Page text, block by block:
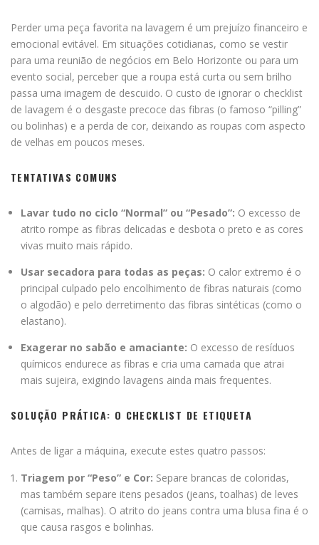
Perder uma peça favorita na lavagem é um prejuízo financeiro e
emocional evitável. Em situações cotidianas, como se vestir
para uma reunião de negócios em Belo Horizonte ou para um
evento social, perceber que a roupa está curta ou sem brilho
passa uma imagem de descuido. O custo de ignorar o checklist
de lavagem é o desgaste precoce das fibras (o famoso “pilling”
ou bolinhas) e a perda de cor, deixando as roupas com aspecto
de velhas em poucos meses.
TENTATIVAS COMUNS
Lavar tudo no ciclo “Normal” ou “Pesado”: O excesso de
atrito rompe as fibras delicadas e desbota o preto e as cores
vivas muito mais rápido.
Usar secadora para todas as peças: O calor extremo é o
principal culpado pelo encolhimento de fibras naturais (como
o algodão) e pelo derretimento das fibras sintéticas (como o
elastano).
Exagerar no sabão e amaciante: O excesso de resíduos
químicos endurece as fibras e cria uma camada que atrai
mais sujeira, exigindo lavagens ainda mais frequentes.
SOLUÇÃO PRÁTICA: O CHECKLIST DE ETIQUETA
Antes de ligar a máquina, execute estes quatro passos:
Triagem por “Peso” e Cor: Separe brancas de coloridas,
mas também separe itens pesados (jeans, toalhas) de leves
(camisas, malhas). O atrito do jeans contra uma blusa fina é o
que causa rasgos e bolinhas.